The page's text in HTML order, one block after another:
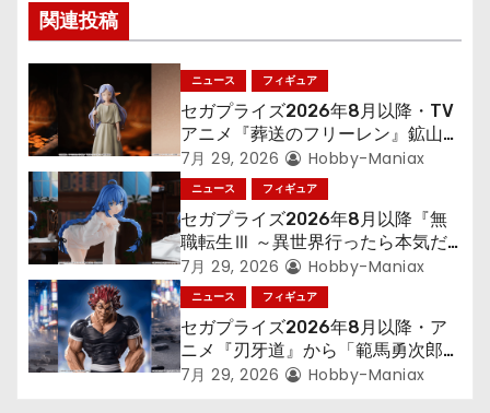
ー
シ
ョ
ン
関連投稿
ニュース フィギュア
セガプライズ2026年8月以降・TV
アニメ『葬送のフリーレン』鉱山で
300年働くことになっっちゃった
「フリーレン」を立体化！
7月 29, 2026 Hobby-Maniax
ニュース フィギュア
セガプライズ2026年8月以降『無
職転生Ⅲ ～異世界行ったら本気だ
す～』から「ロキシー」のフィギュ
アが登場！
7月 29, 2026 Hobby-Maniax
ニュース フィギュア
セガプライズ2026年8月以降・ア
ニメ『刃牙道』から「範馬勇次郎」
が登場ッッ!!
7月 29, 2026 Hobby-Maniax